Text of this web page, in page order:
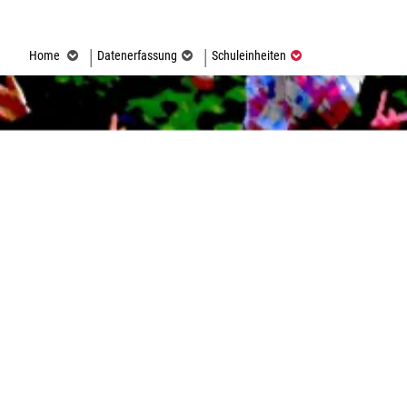
Home Datenerfassung Schuleinheiten (ausgewählt)